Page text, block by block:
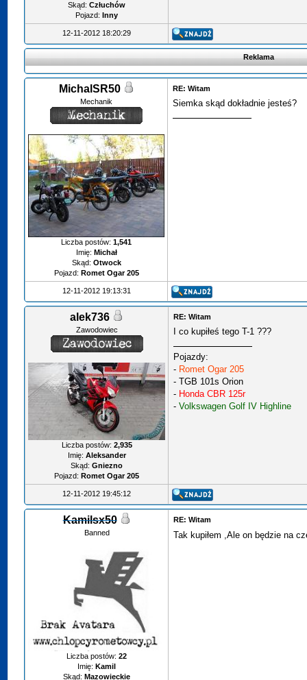
Skąd: Człuchów
Pojazd: Inny
12-11-2012 18:20:29
Reklama
MichalSR50
Mechanik
Liczba postów:1,541
Imię: Michał
Skąd: Otwock
Pojazd: Romet Ogar 205
RE: Witam
Siemka skąd dokładnie jesteś?
12-11-2012 19:13:31
alek736
Zawodowiec
Liczba postów: 2,935
Imię: Aleksander
Skąd: Gniezno
Pojazd: Romet Ogar 205
RE: Witam
I co kupiłeś tego T-1 ???
Pojazdy:
- Romet Ogar 205
-TGB 101s Orion
- Honda CBR 125r
-Volkswagen Golf IV Highline
12-11-2012 19:45:12
Kamilsx50
Banned
Liczba postów:22
Imię: Kamil
Skąd: Mazowieckie
RE: Witam
Tak kupiłem ,Ale on będzie na